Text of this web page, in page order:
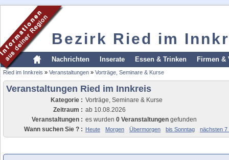
Bezirk Ried im
Nachrichten Inserate Essen & Trinken Firmen &
Ried im Innkreis » Veranstaltungen » Vorträge, Seminare & Kurse
Veranstaltungen Ried im Innkreis
Kategorie : Vorträge, Seminare & Kurse
Zeitraum : ab 10.08.2026
Veranstaltungen : es wurden 0 Veranstaltungen gefunden
Wann suchen Sie ? : Heute Morgen Übermorgen bis Sonntag nächsten 7